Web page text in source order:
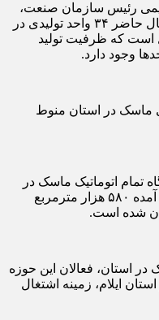
رئیس سازمان صنعت،
معدن و تجارت استان ایلام گفت: در حال حاضر ۳۴ واحد تولیدی در
است که ظرفیت تولید
ماسک در استان منوط
تمام اتوماتیک ماسک در
استان، بیان کرد: با رایزنی‌های به عمل آمده ۵۸۰ هزار مترمربع
شده است.
در استان، فعالان این حوزه
ایلام، زمینه اشتغال